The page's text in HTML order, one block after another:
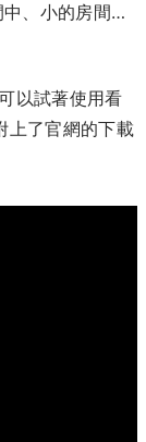
中、小的房間…
以試著使用看
上了官網的下載